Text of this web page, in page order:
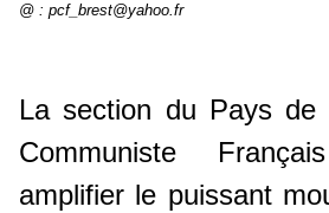
@ : pcf_brest@yahoo.fr
La section du Pays de
Communiste
amplifier le puissant